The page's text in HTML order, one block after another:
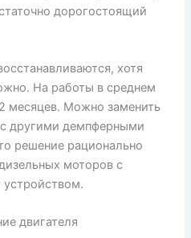
дорогостоящий
хотя
На работы в среднем
месяцев. Можно заменить
другими демпферными
решение рационально
моторов с
двигателя